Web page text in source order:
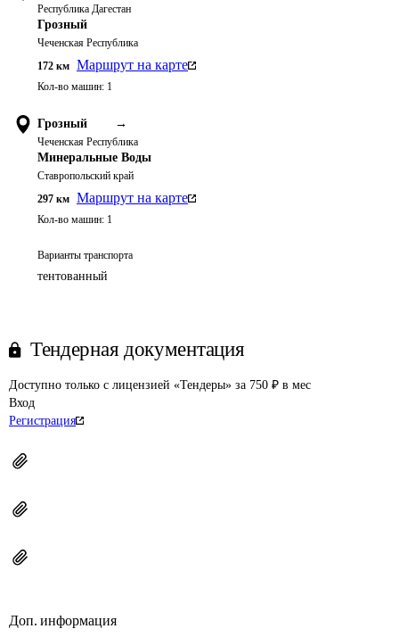
Республика Дагестан
Грозный
Чеченская Республика
172 км Маршрут на карте
Кол-во машин: 1
Грозный →
Чеченская Республика
Минеральные Воды
Ставропольский край
297 км Маршрут на карте
Кол-во машин: 1
Варианты транспорта
тентованный
Тендерная документация
Доступно только с лицензией «Тендеры» за 750 ₽ в мес
Вход
Регистрация
Доп. информация